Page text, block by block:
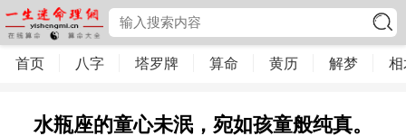
首页 八字 塔罗牌 算命 黄历 解梦 相
水瓶座的童心未泯，宛如孩童般纯真。